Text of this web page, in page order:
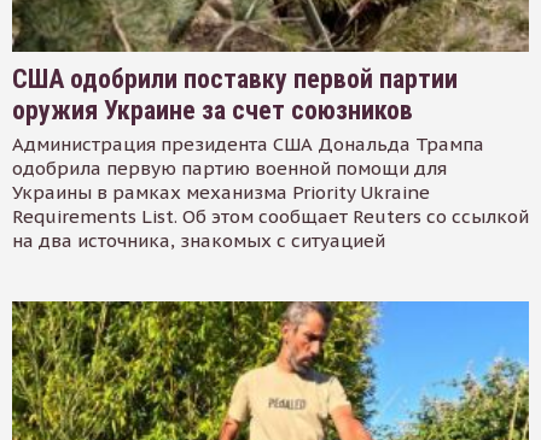
США одобрили поставку первой партии
оружия Украине за счет союзников
Администрация президента США Дональда Трампа
одобрила первую партию военной помощи для
Украины в рамках механизма Priority Ukraine
Requirements List. Об этом сообщает Reuters со ссылкой
на два источника, знакомых с ситуацией